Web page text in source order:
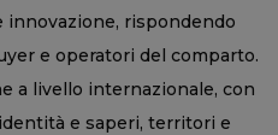
innovazione, rispondendo
e operatori del comparto.
a livello internazionale, con
e saperi, territori e